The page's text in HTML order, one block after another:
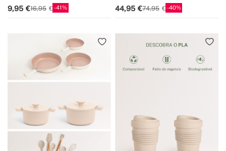
9,95 16,95 41 44,95 74,95 40